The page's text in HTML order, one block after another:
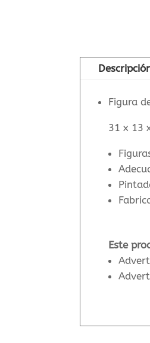
Figura
31 x 13
Este